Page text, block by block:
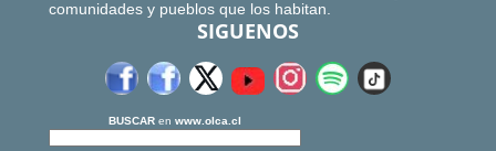
comunidades y pueblos que los habitan.
SIGUENOS
BUSCAR en www.olca.cl